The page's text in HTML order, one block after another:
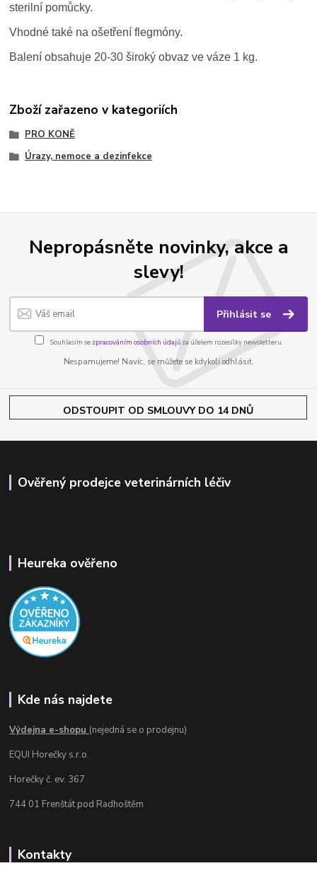
sterilní pomůcky.
Vhodné také na ošetření flegmóny.
Balení obsahuje 20-30 široký obvaz ve váze 1 kg.
Zboží zařazeno v kategoriích
PRO KONĚ
Úrazy, nemoce a dezinfekce
Nepropásněte novinky, akce a
slevy!
Přihlásit se
Souhlasím se zpracováním osobních údajůza účelem rozesílky newsletteru.
Nespamujeme! Navíc, se můžete se kdykoli odhlásit.
ODSTOUPIT OD SMLOUVY DO 14 DNŮ
Ověřený prodejce veterinárních léčiv
Heureka ověřeno
Kde nás najdete
Výdejna e-shopu (nejedná se o prodejnu)
EQUI Horečky s.r.o.
Horečky č. ev. 367
744 01 Frenštát pod Radhoštěm
Kontakty